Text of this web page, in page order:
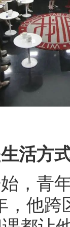
活方
，青
，他